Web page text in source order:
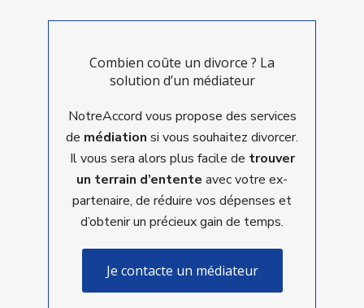
Combien coûte un divorce ? La
solution d’un médiateur
NotreAccord vous propose des services
de médiation si vous souhaitez divorcer.
Il vous sera alors plus facile de trouver
un terrain d’entente avec votre ex-
partenaire, de réduire vos dépenses et
d’obtenir un précieux gain de temps.
Je contacte un médiateur